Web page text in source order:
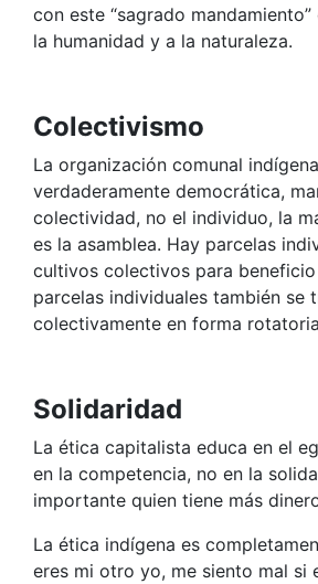
con este “sagrado
la humanidad y a la naturaleza.
Colectivismo
La organización comunal
verdaderamente democrática,
colectividad, no el individuo, la
es la asamblea. Hay parcelas
cultivos colectivos para
parcelas individuales también se
colectivamente en forma
Solidaridad
La ética capitalista educa en el
en la competencia, no en la
importante quien tiene más
La ética indígena es
eres mi otro yo, me siento mal si